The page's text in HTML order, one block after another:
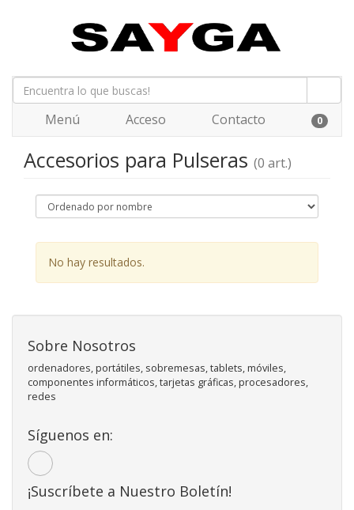
Menú Acceso Contacto 0
Accesorios para Pulseras (0 art.)
No hay resultados.
Sobre Nosotros
ordenadores, portátiles, sobremesas, tablets, móviles,
componentes informáticos, tarjetas gráficas, procesadores,
redes
Síguenos en:
¡Suscríbete a Nuestro Boletín!